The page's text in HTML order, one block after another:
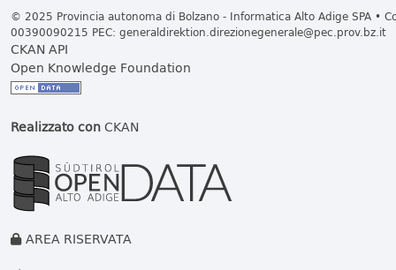
© 2025 Provincia autonoma di Bolzano - Informatica Alto Adige SPA •
00390090215 PEC: generaldirektion.direzionegenerale@pec.prov.bz.it
CKAN API
Open Knowledge Foundation
Realizzato conCKAN
AREA RISERVATA